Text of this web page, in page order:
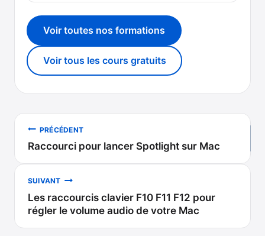
Voir toutes nos formations
Voir tous les cours gratuits
Navigation
de
l’article
PRÉCÉDENT
Raccourci pour lancer Spotlight sur Mac
SUIVANT
Les raccourcis clavier F10 F11 F12 pour
régler le volume audio de votre Mac